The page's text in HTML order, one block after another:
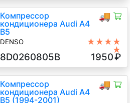
🚚
Компрессор
кондиционера Audi A4
B5
DENSO
1.6 Бензин, АКПП, Седан, 1997 г.в.
★★★★
★
8D0260805B 1950₽
🚚
Компрессор
кондиционера Audi A4
B5 (1994-2001)